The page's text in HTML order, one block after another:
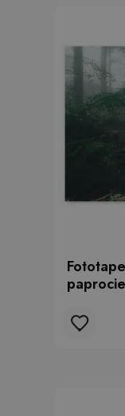
paprocie